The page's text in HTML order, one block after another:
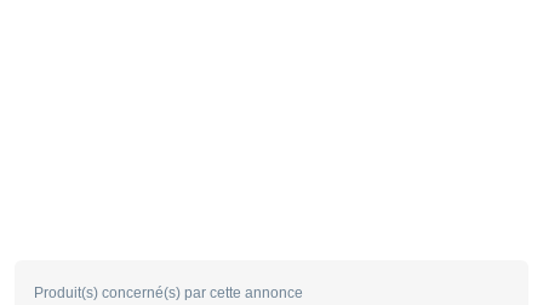
Produit(s) concerné(s) par cette annonce